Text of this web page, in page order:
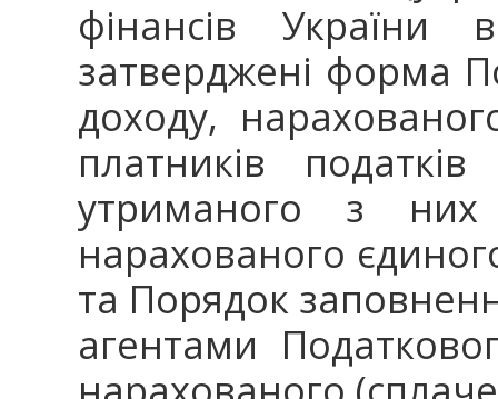
фінансів
затверджені форма
доходу,
платників
утриманого з
нарахованого
та Порядок
агентами